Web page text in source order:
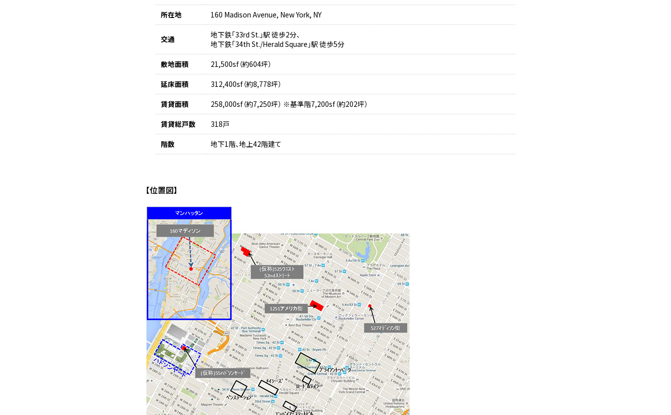
所在地 160 Madison Avenue, New York, NY
交通
地下鉄「33rd St.」駅 徒歩2分、
地下鉄「34th St./Herald Square」駅 徒歩5分
敷地面積
21,500sf（約604坪）
延床面積
312,400sf（約8,778坪）
賃貸面積
258,000sf（約7,250坪） ※基準階7,200sf（約202坪）
賃貸総戸数
318戸
階数
地下1階、地上42階建て
【位置図】